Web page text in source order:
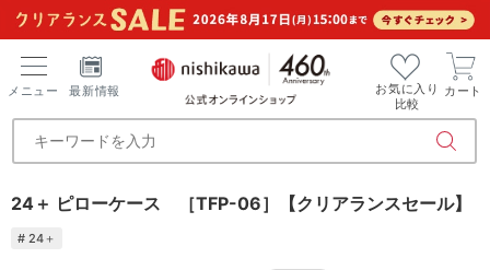
メニュー 最新情報
お気に入り
比較
カート
24＋ ピローケース ［TFP-06］【クリアランスセール】
# 24＋